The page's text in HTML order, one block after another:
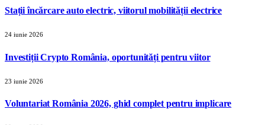
Stații încărcare auto electric, viitorul mobilității electrice
24 iunie 2026
Investiții Crypto România, oportunități pentru viitor
23 iunie 2026
Voluntariat România 2026, ghid complet pentru implicare